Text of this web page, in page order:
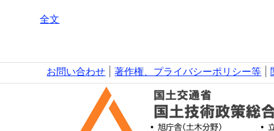
全文
お問い合わせ |著作権、プライバシーポリシー等 |